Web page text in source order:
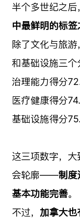
半个多世纪之后，
中最鲜明的标签
除了文化与旅
和基础设施三个
治理能力得分
医疗健康得分
基础设施得分
这三项数字，
会轮廓——制度
基本功能完善。
不过， 加拿大